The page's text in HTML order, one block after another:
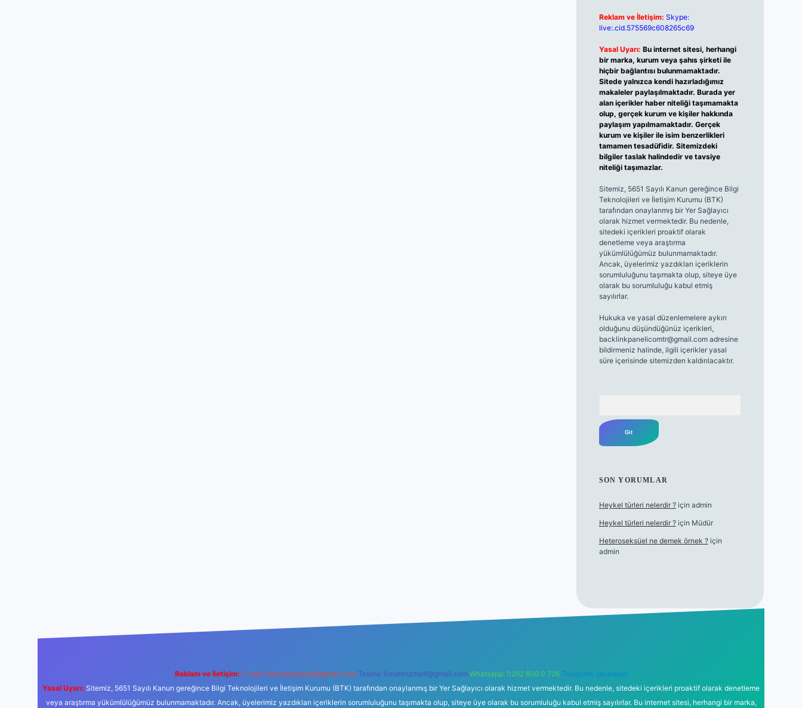
Reklam ve İletişim: Skype:
live:.cid.575569c608265c69
Yasal Uyarı: Bu internet sitesi, herhangi
bir marka, kurum veya şahıs şirketi ile
hiçbir bağlantısı bulunmamaktadır.
Sitede yalnızca kendi hazırladığımız
makaleler paylaşılmaktadır. Burada yer
alan içerikler haber niteliği taşımamakta
olup, gerçek kurum ve kişiler hakkında
paylaşım yapılmamaktadır. Gerçek
kurum ve kişiler ile isim benzerlikleri
tamamen tesadüfidir. Sitemizdeki
bilgiler taslak halindedir ve tavsiye
niteliği taşımazlar.
Sitemiz, 5651 Sayılı Kanun gereğince Bilgi
Teknolojileri ve İletişim Kurumu (BTK)
tarafından onaylanmış bir Yer Sağlayıcı
olarak hizmet vermektedir. Bu nedenle,
sitedeki içerikleri proaktif olarak
denetleme veya araştırma
yükümlülüğümüz bulunmamaktadır.
Ancak, üyelerimiz yazdıkları içeriklerin
sorumluluğunu taşımakta olup, siteye üye
olarak bu sorumluluğu kabul etmiş
sayılırlar.
Hukuka ve yasal düzenlemelere aykırı
olduğunu düşündüğünüz içerikleri,
backlinkpanelicomtr@gmail.comadresine
bildirmeniz halinde, ilgili içerikler yasal
süre içerisinde sitemizden kaldırılacaktır.
SON YORUMLAR
Heykel türleri nelerdir ?için admin
Heykel türleri nelerdir ?için Müdür
Heteroseksüel ne demek örnek ?için
admin
Reklam ve İletişim: E-mail: backlinkpaneli@gmail.com Teams: forumhizmeti@gmail.com Whatsapp: 0262 606 0 726 Telegram: @karabul
Yasal Uyarı: Sitemiz, 5651 Sayılı Kanun gereğince Bilgi Teknolojileri ve İletişim Kurumu (BTK) tarafından onaylanmış bir Yer Sağlayıcı olarak hizmet vermektedir. Bu nedenle, sitedeki içerikleri proaktif olarak denetleme
veya araştırma yükümlülüğümüz bulunmamaktadır. Ancak, üyelerimiz yazdıkları içeriklerin sorumluluğunu taşımakta olup, siteye üye olarak bu sorumluluğu kabul etmiş sayılırlar. Bu internet sitesi, herhangi bir marka,